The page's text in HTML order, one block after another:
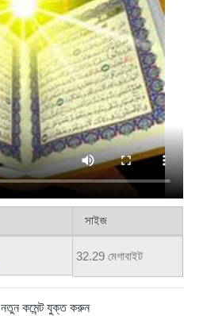
সাইজ
32.29 মেগাবাইট
নতুন কমেন্ট যুক্ত করুন